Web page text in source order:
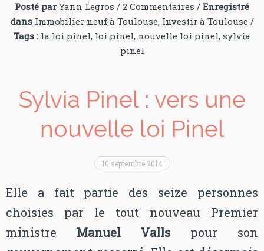
Posté par Yann Legros / 2 Commentaires / Enregistré
dans Immobilier neuf à Toulouse, Investir à Toulouse /
Tags : la loi pinel, loi pinel, nouvelle loi pinel, sylvia
pinel
Sylvia Pinel : vers une
nouvelle loi Pinel
10 septembre 2014
Elle a fait partie des seize personnes
choisies par le tout nouveau Premier
ministre Manuel Valls pour son